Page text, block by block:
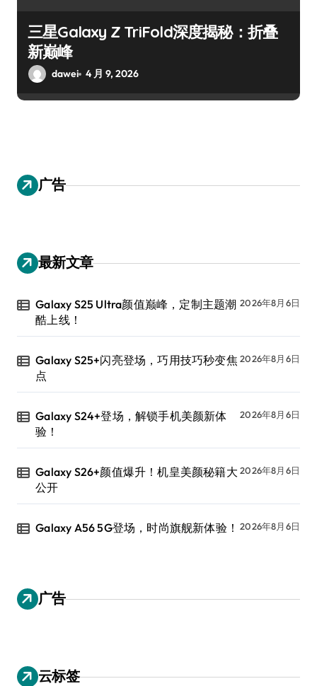
三星Galaxy Z TriFold深度揭秘：折叠
新巅峰
dawei 4 月 9, 2026
广告
最新文章
Galaxy S25 Ultra颜值巅峰，定制主题潮
酷上线！
2026年8月6日
Galaxy S25+闪亮登场，巧用技巧秒变焦
点
2026年8月6日
Galaxy S24+登场，解锁手机美颜新体
验！
2026年8月6日
Galaxy S26+颜值爆升！机皇美颜秘籍大
公开
2026年8月6日
Galaxy A56 5G登场，时尚旗舰新体验！ 2026年8月6日
广告
云标签